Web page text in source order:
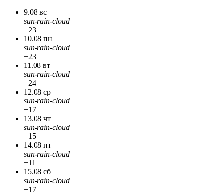
9.08 вс
sun-rain-cloud
+23
10.08 пн
sun-rain-cloud
+23
11.08 вт
sun-rain-cloud
+24
12.08 ср
sun-rain-cloud
+17
13.08 чт
sun-rain-cloud
+15
14.08 пт
sun-rain-cloud
+11
15.08 сб
sun-rain-cloud
+17